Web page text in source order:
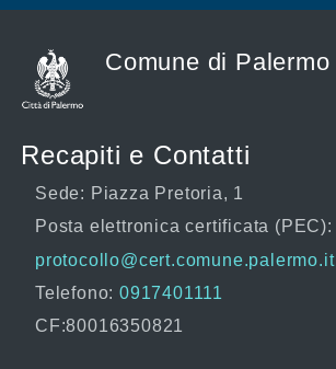
Comune di Palermo
Recapiti e Contatti
Sede: Piazza Pretoria, 1
Posta elettronica certificata (PEC):
protocollo@cert.comune.palermo.it
Telefono: 0917401111
CF:80016350821